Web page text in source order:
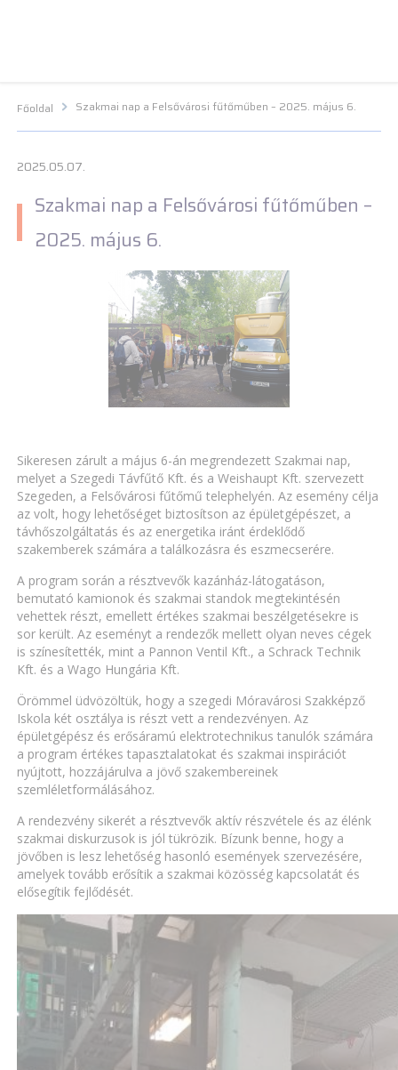
Főoldal Szakmai nap a Felsővárosi fűtőműben – 2025. május 6.
2025.05.07.
Szakmai nap a Felsővárosi fűtőműben –
2025. május 6.
Sikeresen zárult a május 6-án megrendezett Szakmai nap,
melyet a Szegedi Távfűtő Kft. és a Weishaupt Kft. szervezett
Szegeden, a Felsővárosi fűtőmű telephelyén. Az esemény célja
az volt, hogy lehetőséget biztosítson az épületgépészet, a
távhőszolgáltatás és az energetika iránt érdeklődő
szakemberek számára a találkozásra és eszmecserére.
A program során a résztvevők kazánház-látogatáson,
bemutató kamionok és szakmai standok megtekintésén
vehettek részt, emellett értékes szakmai beszélgetésekre is
sor került. Az eseményt a rendezők mellett olyan neves cégek
is színesítették, mint a Pannon Ventil Kft., a Schrack Technik
Kft. és a Wago Hungária Kft.
Örömmel üdvözöltük, hogy a szegedi Móravárosi Szakképző
Iskola két osztálya is részt vett a rendezvényen. Az
épületgépész és erősáramú elektrotechnikus tanulók számára
a program értékes tapasztalatokat és szakmai inspirációt
nyújtott, hozzájárulva a jövő szakembereinek
szemléletformálásához.
A rendezvény sikerét a résztvevők aktív részvétele és az élénk
szakmai diskurzusok is jól tükrözik. Bízunk benne, hogy a
jövőben is lesz lehetőség hasonló események szervezésére,
amelyek tovább erősítik a szakmai közösség kapcsolatát és
elősegítik fejlődését.